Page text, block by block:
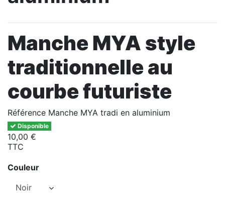
Manche MYA style
traditionnelle au
courbe futuriste
Référence Manche MYA tradi en aluminium
Disponible
10,00 €
TTC
Couleur